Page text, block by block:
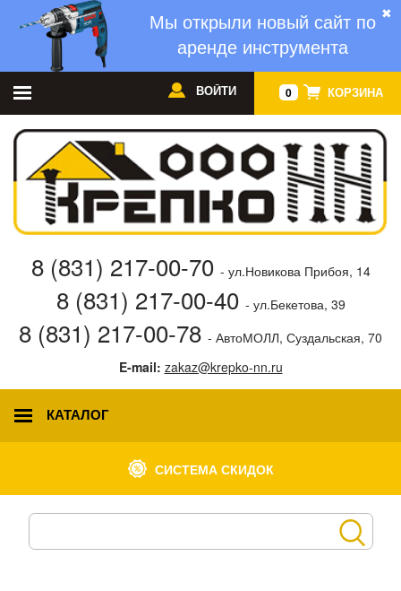
✖
Мы открыли новый сайт по
аренде инструмента
0 КОРЗИНА
ВОЙТИ
8 (831) 217-00-70 - ул.Новикова Прибоя, 14
8 (831) 217-00-40 - ул.Бекетова, 39
8 (831) 217-00-78 - АвтоМОЛЛ, Суздальская, 70
E-mail: zakaz@krepko-nn.ru
КАТАЛОГ
СИСТЕМА СКИДОК